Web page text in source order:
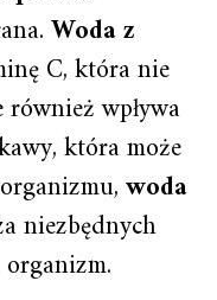
Woda z
C, która nie
wpływa
która może
woda
niezbędnych